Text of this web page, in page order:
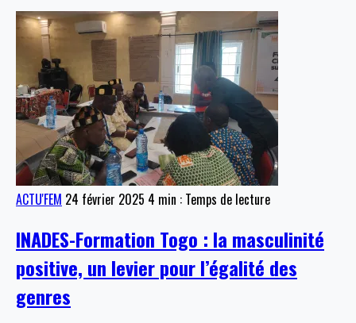
ACTU'FEM 24 février 2025 4 min : Temps de lecture
INADES-Formation Togo : la masculinité
positive, un levier pour l’égalité des
genres